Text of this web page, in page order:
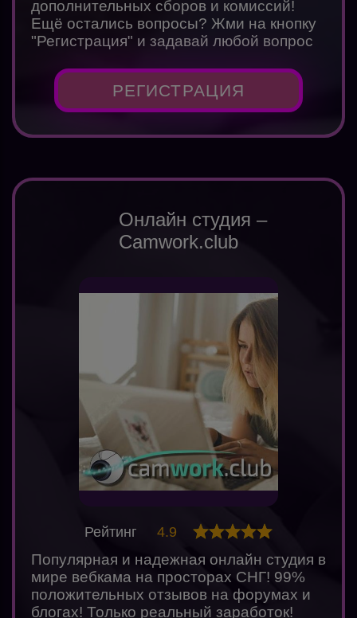
дополнительных сборов и комиссий!
Ещё остались вопросы? Жми на кнопку
"Регистрация" и задавай любой вопрос
РЕГИСТРАЦИЯ
Онлайн студия –
Camwork.club
Популярная и надежная онлайн студия в
мире вебкама на просторах СНГ! 99%
положительных отзывов на форумах и
блогах! Только реальный заработок!
Рейтинг 4.9